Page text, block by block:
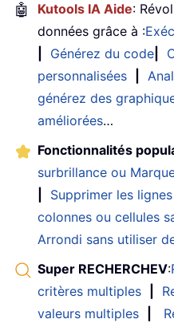
🤖 Kutools IA Aide:
données grâce à :
Générez du code
personnalisées
générez des
améliorées…
Fonctionnalités
surbrillance ou
Supprimer les
colonnes ou cellules
Arrondi sans utiliser
Super RECHERCHEV:
critères multiples
valeurs multiples